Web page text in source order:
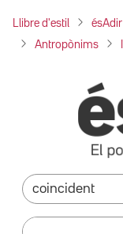
Llibre d'estil ésAdir
Antropònims